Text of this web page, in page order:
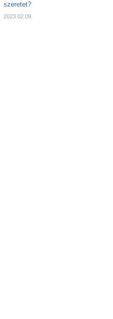
szeretet?
2023.02.09.